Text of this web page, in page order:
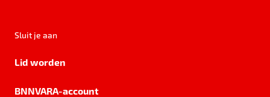
Sluit je aan
Lid worden
BNNVARA-account